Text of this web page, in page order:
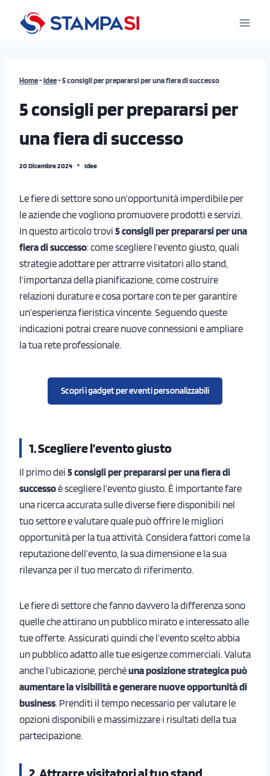
Home-Idee-5 consigli per prepararsi per una fiera di successo
5 consigli per prepararsi per
una fiera di successo
20 Dicembre 2024 Idee
Le fiere di settore sono un’opportunità imperdibile per
le aziende che vogliono promuovere prodotti e servizi.
In questo articolo trovi 5 consigli per prepararsi per una
fiera di successo: come scegliere l’evento giusto, quali
strategie adottare per attrarre visitatori allo stand,
l’importanza della pianificazione, come costruire
relazioni durature e cosa portare con te per garantire
un’esperienza fieristica vincente. Seguendo queste
indicazioni potrai creare nuove connessioni e ampliare
la tua rete professionale.
Scopri i gadget per eventi personalizzabili
1. Scegliere l’evento giusto
Il primo dei 5 consigli per prepararsi per una fiera di
successoè scegliere l’evento giusto. È importante fare
una ricerca accurata sulle diverse fiere disponibili nel
tuo settore e valutare quale può offrire le migliori
opportunità per la tua attività. Considera fattori come la
reputazione dell’evento, la sua dimensione e la sua
rilevanza per il tuo mercato di riferimento.
Le fiere di settore che fanno davvero la differenza sono
quelle che attirano un pubblico mirato e interessato alle
tue offerte. Assicurati quindi che l’evento scelto abbia
un pubblico adatto alle tue esigenze commerciali. Valuta
anche l’ubicazione, perchéuna posizione strategica può
aumentare la visibilità e generare nuove opportunità di
business. Prenditi il tempo necessario per valutare le
opzioni disponibili e massimizzare i risultati della tua
partecipazione.